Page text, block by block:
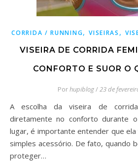
CORRIDA / RUNNING,VISEIRAS ,
VISEIRA DE CORRIDA
CONFORTO E SUOR O
Porhupiblog/23 de
A escolha da viseira de corrida feminina influencia
diretamente no conforto durante
lugar, é importante entender que
simples acessório. De fato, quando
proteger…